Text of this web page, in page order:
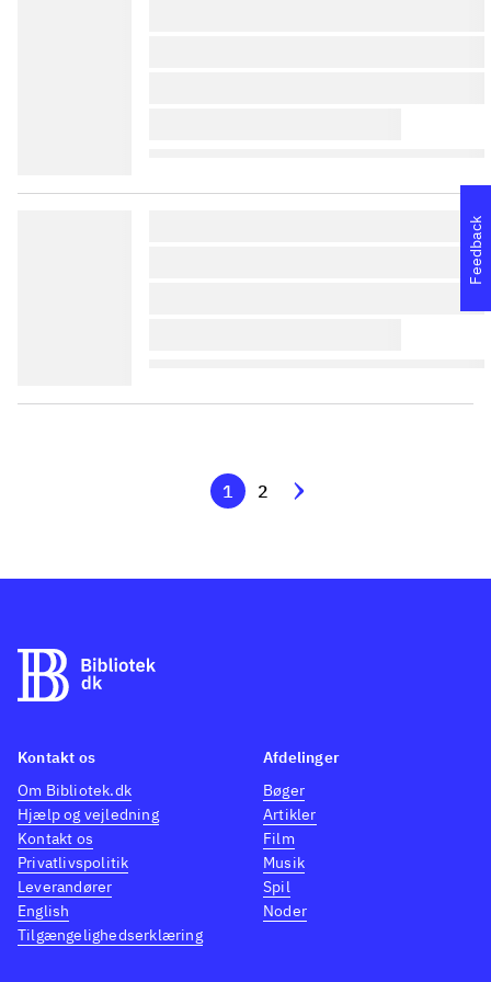
lorem ipsum dolor sit
lorem ipsum dolor sit
1 2
Feedback
Kontakt os
Om Bibliotek.dk
Hjælp og vejledning
Kontakt os
Privatlivspolitik
Leverandører
English
Tilgængelighedserklæring
Afdelinger
Bøger
Artikler
Film
Musik
Spil
Noder